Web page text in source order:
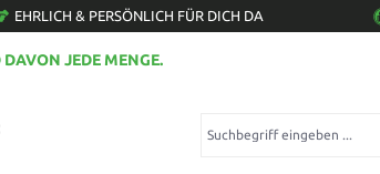
EHRLICH & PERSÖNLICH FÜR DICH DA
JEDE MENGE.
Suchbegriff eingeben ...